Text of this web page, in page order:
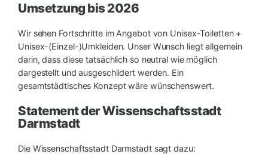
Umsetzung bis 2026
Wir sehen Fortschritte im Angebot von Unisex-Toiletten +
Unisex-(Einzel-)Umkleiden. Unser Wunsch liegt allgemein
darin, dass diese tatsächlich so neutral wie möglich
dargestellt und ausgeschildert werden. Ein
gesamtstädtisches Konzept wäre wünschenswert.
Statement der Wissenschaftsstadt
Darmstadt
Die Wissenschaftsstadt Darmstadt sagt dazu: